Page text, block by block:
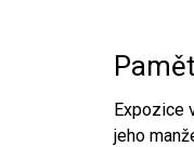
Expozice
jeho